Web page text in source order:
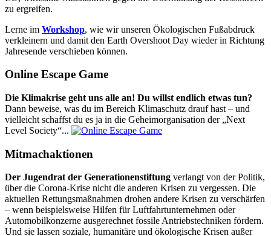
zu ergreifen.
Lerne im Workshop, wie wir unseren Ökologischen Fußabdruck
verkleinern und damit den Earth Overshoot Day wieder in Richtung
Jahresende verschieben können.
Online Escape Game
Die Klimakrise geht uns alle an! Du willst endlich etwas tun?
Dann beweise, was du im Bereich Klimaschutz drauf hast – und
vielleicht schaffst du es ja in die Geheimorganisation der „Next
Level Society“...
Mitmachaktionen
Der Jugendrat der Generationenstiftung verlangt von der Politik,
über die Corona-Krise nicht die anderen Krisen zu vergessen. Die
aktuellen Rettungsmaßnahmen drohen andere Krisen zu verschärfen
– wenn beispielsweise Hilfen für Luftfahrtunternehmen oder
Automobilkonzerne ausgerechnet fossile Antriebstechniken fördern.
Und sie lassen soziale, humanitäre und ökologische Krisen außer